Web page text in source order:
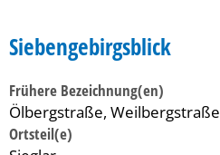
Siebengebirgsblick
Frühere Bezeichnung(en)
Ölbergstraße, Weilbergstraße
Ortsteil(e)